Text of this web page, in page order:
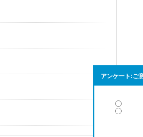
アンケート:ご